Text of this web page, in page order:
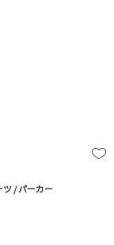
/ パーカー